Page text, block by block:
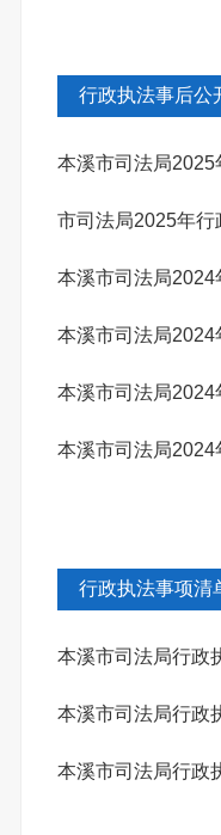
行政执法事后公
本溪市司法局
市司法局2025年行
本溪市司法局
本溪市司法局
本溪市司法局
本溪市司法局
行政执法事项清
本溪市司法局行政
本溪市司法局行政
本溪市司法局行政